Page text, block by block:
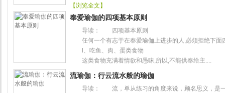
【浏览全文】
奉爱瑜伽的四项基本原则
导读： 四项基本原则
任何一个有志于在奉爱瑜伽上进步的人,必须拒绝下面
l、吃鱼、肉、蛋类食物
这类食物充满着情欲和愚昧,所以,不能供奉给主....
【浏览全文】
流瑜伽：行云流水般的瑜伽
导读： 流，单从练习的角度来说，顾名思义，是一